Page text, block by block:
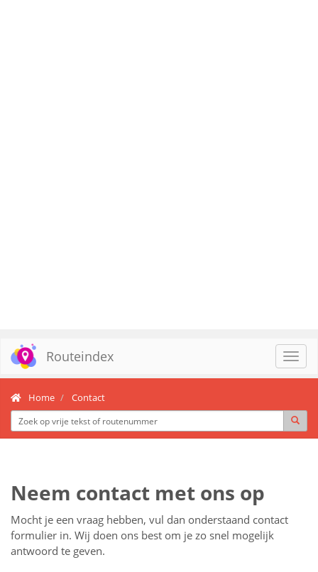
Routeindex
Home Contact
Neem contact met ons op
Mocht je een vraag hebben, vul dan onderstaand contact
formulier in. Wij doen ons best om je zo snel mogelijk
antwoord te geven.